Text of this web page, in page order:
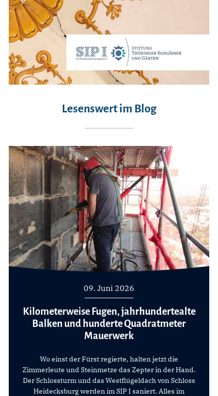
Lesenswert im Blog
09. Juni 2026
Kilometerweise Fugen, jahrhundertealte
Balken und hunderte Quadratmeter
Mauerwerk
Wo einst der Fürst regierte, halten jetzt die
Zimmerleute und Steinmetze das Zepter in der Hand.
Der Schlossturm und das Westflügeldach von Schloss
Heidecksburg werden im SIP I saniert. Alles im